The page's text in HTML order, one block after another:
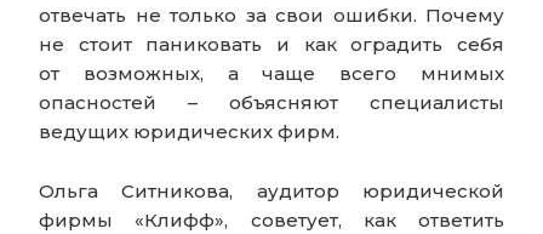
отвечать не только за свои ошибки. Почему
не стоит паниковать и как оградить себя
от возможных, а чаще всего мнимых
опасностей – объясняют специалисты
ведущих юридических фирм.
Ольга Ситникова, аудитор юридической
фирмы «Клифф», советует, как ответить